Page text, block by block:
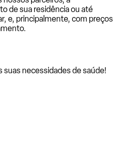
de sua residência ou até
e, principalmente, com preços
suas necessidades de saúde!